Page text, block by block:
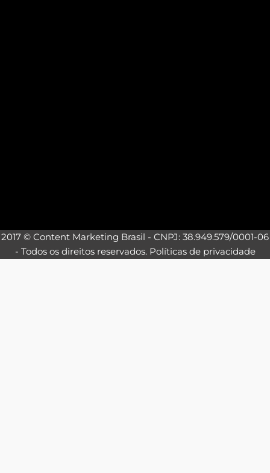
2017 © Content Marketing Brasil - CNPJ: 38.949.579/0001-06
- Todos os direitos reservados. Políticas de privacidade